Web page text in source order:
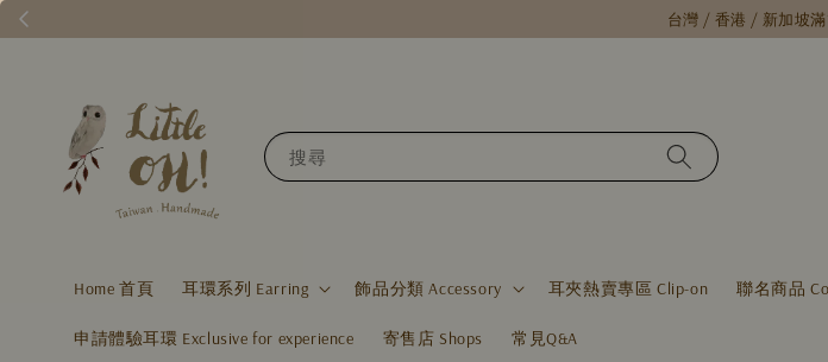
台灣 / 香港 / 新加坡滿
搜尋
Home 首頁 耳環系列 Earring 飾品分類 Accessory 耳夾熱賣專區 Clip-on 聯名商品
申請體驗耳環 Exclusive for experience 寄售店 Shops 常見Q&A